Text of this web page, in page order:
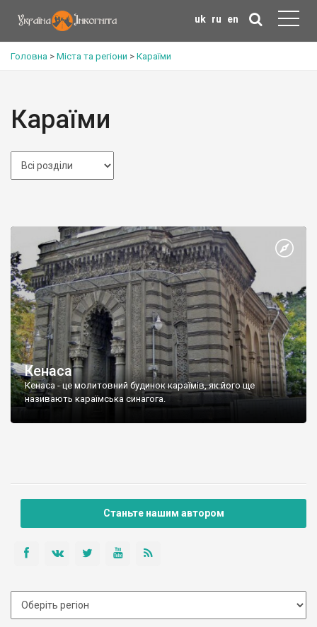
uk ru en
Головна > Міста та регіони > Караїми
Караїми
Кенаса
Кенаса - це молитовний будинок караїмів, як його ще
називають караїмська синагога.
Станьте нашим автором